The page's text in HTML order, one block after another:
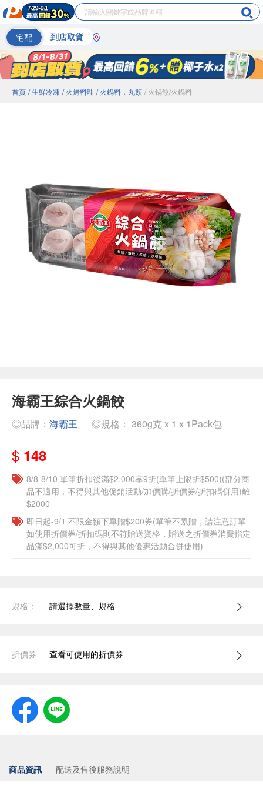
宅配 到店取貨
首頁 / 生鮮冷凍 / 火烤料理 / 火鍋料．丸類 / 火鍋餃/火鍋料
海霸王綜合火鍋餃
◎品牌： 海霸王 ◎規格： 360g克 x 1 x 1Pack包
$ 148
8/8-8/10 單筆折扣後滿$2,000享9折(單筆上限折$500)(部分商
品不適用，不得與其他促銷活動/加價購/折價券/折扣碼併用)離
$2000
即日起-9/1 不限金額下單贈$200券(單筆不累贈，請注意訂單
如使用折價券/折扣碼則不符贈送資格，贈送之折價券消費指定
品滿$2,000可折，不得與其他優惠活動合併使用)
規格： 請選擇數量、規格
折價券 查看可使用的折價券
商品資訊 配送及售後服務說明